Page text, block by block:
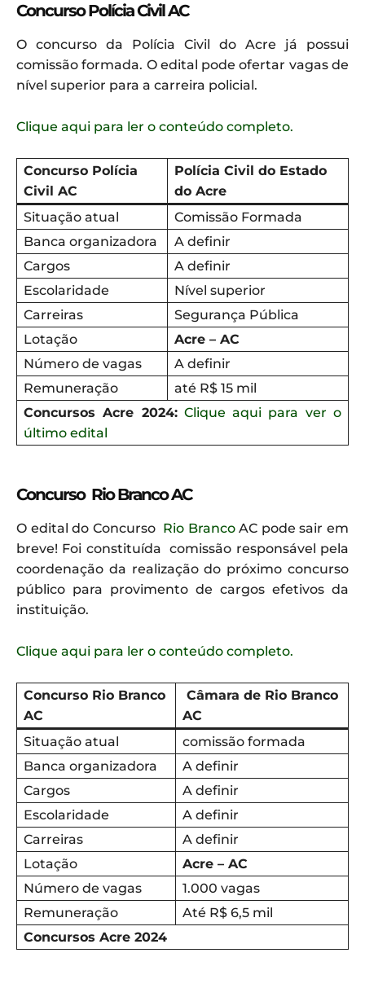
Concurso Polícia Civil AC
O concurso da Polícia Civil do Acre já possui
comissão formada. O edital pode ofertar vagas de
nível superior para a carreira policial.
Clique aqui para ler o conteúdo completo.
Concurso Polícia
Civil AC
Polícia Civil do Estado
do Acre
Situação atual
Comissão Formada
Banca organizadora
A definir
Cargos
A definir
Escolaridade
Nível superior
Carreiras
Segurança Pública
Lotação
Acre – AC
Número de vagas
A definir
Remuneração
até R$ 15 mil
Concursos Acre 2024: Clique aqui para ver o
último edital
Concurso Rio BrancoAC
O edital do Concurso Rio BrancoAC pode sair em
breve! Foi constituída comissão responsável pela
coordenação da realização do próximo concurso
público para provimento de cargos efetivos da
instituição.
Clique aqui para ler o conteúdo completo.
Concurso Rio Branco
AC
Câmara de Rio Branco
AC
Situação atual
comissão formada
Banca organizadora
A definir
Cargos
A definir
Escolaridade
A definir
Carreiras
A definir
Lotação
Acre – AC
Número de vagas
1.000 vagas
Remuneração
Até R$ 6,5 mil
Concursos Acre 2024